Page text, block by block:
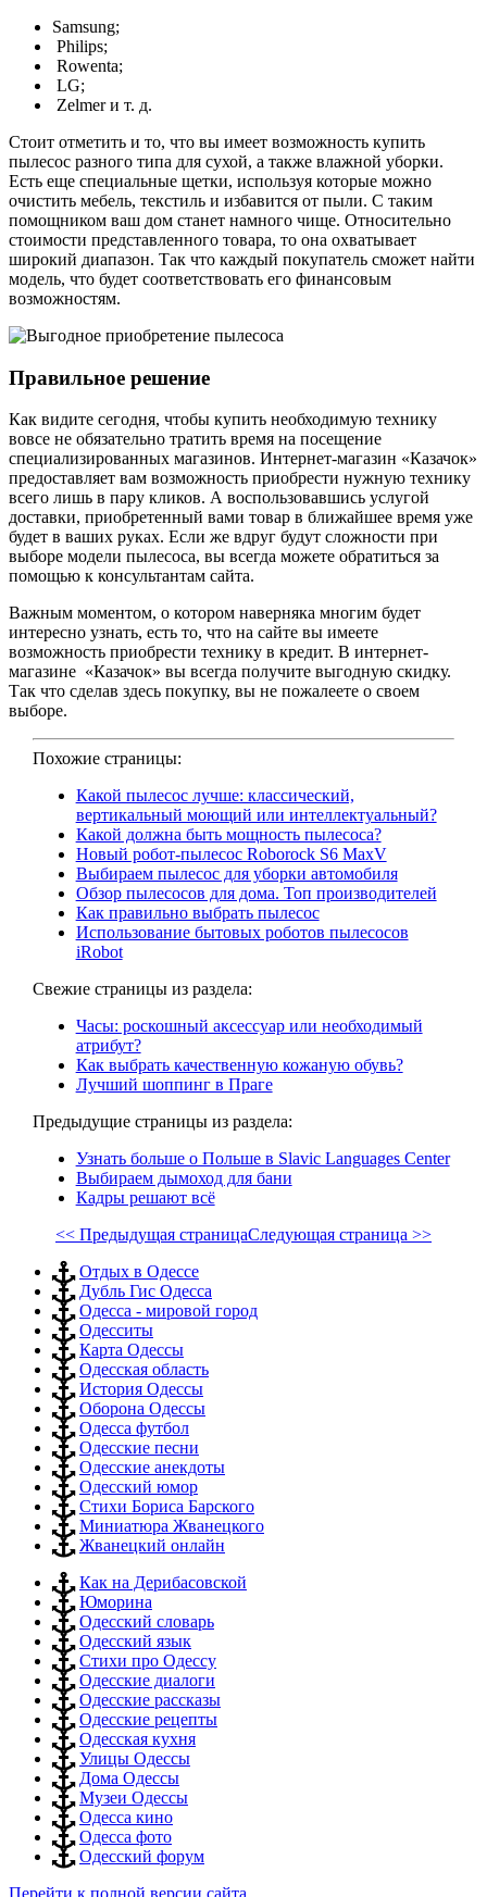
Samsung;
Philips;
Rowenta;
LG;
Zelmer и т. д.
Стоит отметить и то, что вы имеет возможность купить
пылесос разного типа для сухой, а также влажной уборки.
Есть еще специальные щетки, используя которые можно
очистить мебель, текстиль и избавится от пыли. С таким
помощником ваш дом станет намного чище. Относительно
стоимости представленного товара, то она охватывает
широкий диапазон. Так что каждый покупатель сможет найти
модель, что будет соответствовать его финансовым
возможностям.
Правильное решение
Как видите сегодня, чтобы купить необходимую технику
вовсе не обязательно тратить время на посещение
специализированных магазинов. Интернет-магазин «Казачок»
предоставляет вам возможность приобрести нужную технику
всего лишь в пару кликов. А воспользовавшись услугой
доставки, приобретенный вами товар в ближайшее время уже
будет в ваших руках. Если же вдруг будут сложности при
выборе модели пылесоса, вы всегда можете обратиться за
помощью к консультантам сайта.
Важным моментом, о котором наверняка многим будет
интересно узнать, есть то, что на сайте вы имеете
возможность приобрести технику в кредит. В интернет-
магазине «Казачок» вы всегда получите выгодную скидку.
Так что сделав здесь покупку, вы не пожалеете о своем
выборе.
Похожие страницы:
Какой пылесос лучше: классический,
вертикальный моющий или интеллектуальный?
Какой должна быть мощность пылесоса?
Новый робот-пылесос Roborock S6 MaxV
Выбираем пылесос для уборки автомобиля
Обзор пылесосов для дома. Топ производителей
Как правильно выбрать пылесос
Использование бытовых роботов пылесосов
iRobot
Свежие страницы из раздела:
Часы: роскошный аксессуар или необходимый
атрибут?
Как выбрать качественную кожаную обувь?
Лучший шоппинг в Праге
Предыдущие страницы из раздела:
Узнать больше о Польше в Slavic Languages Center
Выбираем дымоход для бани
Кадры решают всё
<< Предыдущая страницаСледующая страница >>
Отдых в Одессе
Дубль Гис Одесса
Одесса - мировой город
Одесситы
Карта Одессы
Одесская область
История Одессы
Оборона Одессы
Одесса футбол
Одесские песни
Одесские анекдоты
Одесский юмор
Стихи Бориса Барского
Миниатюра Жванецкого
Жванецкий онлайн
Как на Дерибасовской
Юморина
Одесский словарь
Одесский язык
Стихи про Одессу
Одесские диалоги
Одесские рассказы
Одесские рецепты
Одесская кухня
Улицы Одессы
Дома Одессы
Музеи Одессы
Одесса кино
Одесса фото
Одесский форум